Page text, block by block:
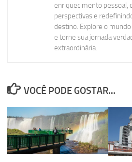
enriquecimento pessoal,
perspectivas e
destino. Explore o
e torne sua jornada
extraordinária.
VOCÊ PODE GOSTAR...